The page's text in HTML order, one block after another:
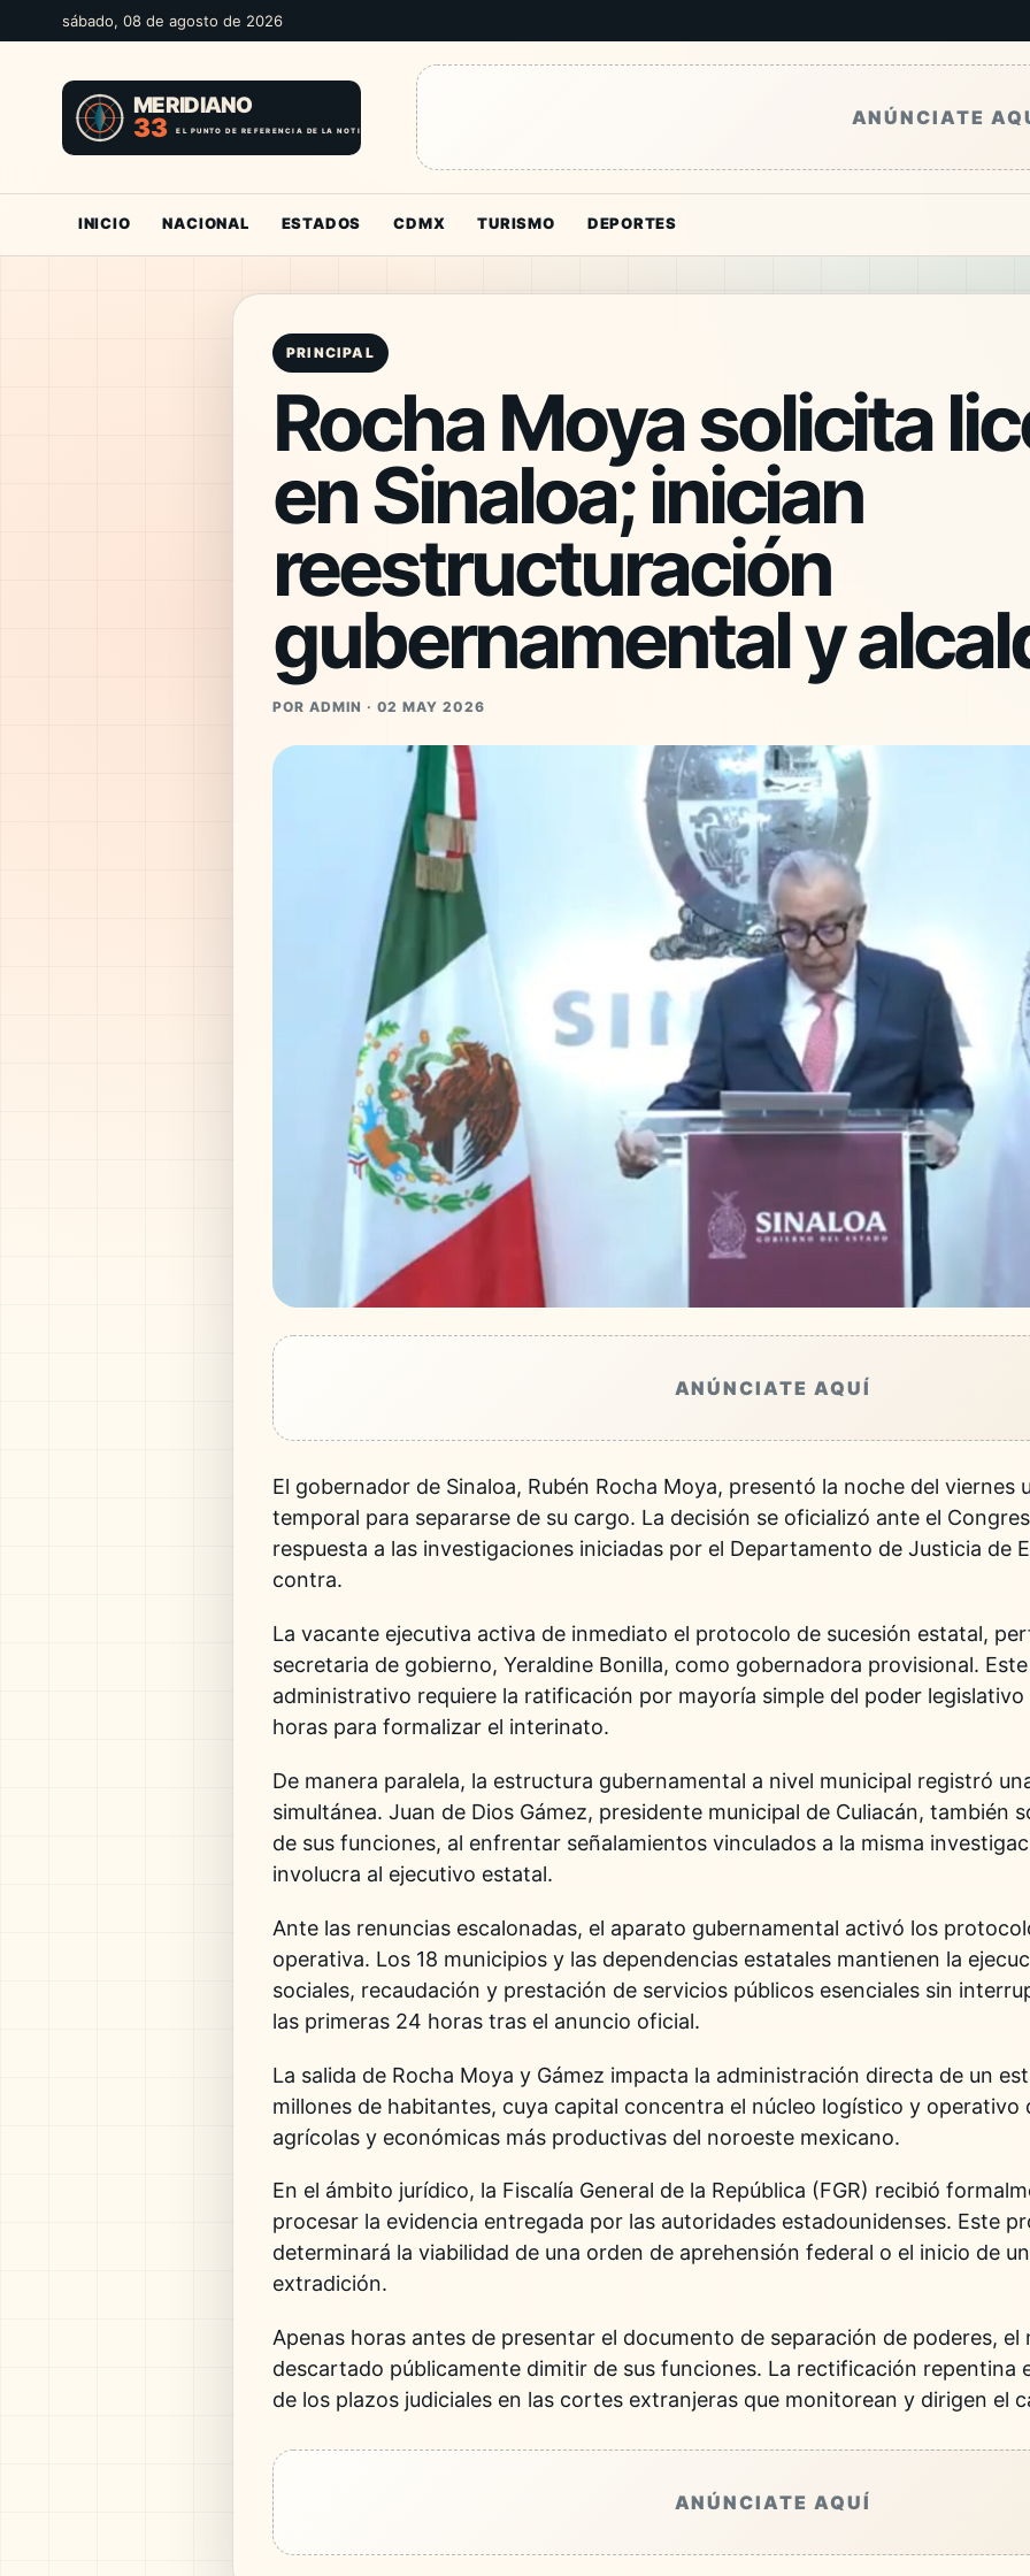
sábado, 08 de agosto de 2026
ANÚNCIATE
INICIO NACIONAL ESTADOS CDMX TURISMO DEPORTES
PRINCIPAL
Rocha Moya solicita
en Sinaloa; inician
reestructuración
gubernamental y
POR ADMIN · 02 MAY 2026
ANÚNCIATE AQUÍ
El gobernador de Sinaloa, Rubén Rocha Moya, presentó la noche del viernes
temporal para separarse de su cargo. La decisión se oficializó ante el
respuesta a las investigaciones iniciadas por el Departamento de Justicia de
contra.
La vacante ejecutiva activa de inmediato el protocolo de sucesión estatal,
secretaria de gobierno, Yeraldine Bonilla, como gobernadora provisional.
administrativo requiere la ratificación por mayoría simple del poder
horas para formalizar el interinato.
De manera paralela, la estructura gubernamental a nivel municipal registró
simultánea. Juan de Dios Gámez, presidente municipal de Culiacán, también
de sus funciones, al enfrentar señalamientos vinculados a la misma
involucra al ejecutivo estatal.
Ante las renuncias escalonadas, el aparato gubernamental activó los
operativa. Los 18 municipios y las dependencias estatales mantienen la
sociales, recaudación y prestación de servicios públicos esenciales sin
las primeras 24 horas tras el anuncio oficial.
La salida de Rocha Moya y Gámez impacta la administración directa de un
millones de habitantes, cuya capital concentra el núcleo logístico y operativo
agrícolas y económicas más productivas del noroeste mexicano.
En el ámbito jurídico, la Fiscalía General de la República (FGR) recibió
procesar la evidencia entregada por las autoridades estadounidenses. Este
determinará la viabilidad de una orden de aprehensión federal o el inicio de
extradición.
Apenas horas antes de presentar el documento de separación de poderes, el
descartado públicamente dimitir de sus funciones. La rectificación repentina
de los plazos judiciales en las cortes extranjeras que monitorean y dirigen el
ANÚNCIATE AQUÍ